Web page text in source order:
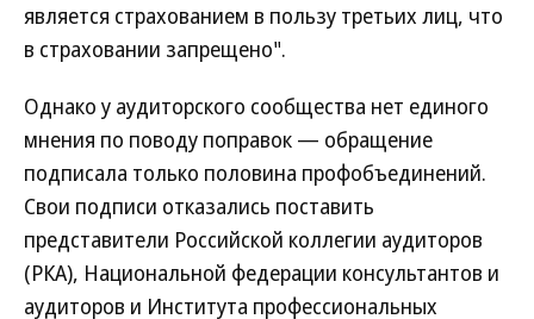
является страхованием в пользу третьих лиц, что
в страховании запрещено".
Однако у аудиторского сообщества нет единого
мнения по поводу поправок — обращение
подписала только половина профобъединений.
Свои подписи отказались поставить
представители Российской коллегии аудиторов
(РКА), Национальной федерации консультантов и
аудиторов и Института профессиональных